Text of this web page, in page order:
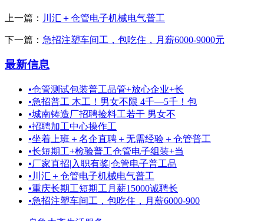
上一篇： 川汇＋仓管电子机械电气普工
下一篇： 急招注塑车间工，包吃住，月薪6000-9000元
最新信息
•仓管测试包装普工品管+放心企业+长
•急招普工 木工！男女不限 4千—5千！包
•城南铸造厂招聘捡料工若干 男女不
•招聘加工中心操作工
•坐着上班＋名企直聘＋无需经验＋仓管普工
•长短期工+检验普工仓管电子组装+当
•厂家直招|入职有奖|仓管电子普工品
• 川汇＋仓管电子机械电气普工
•重庆长期工短期工月薪15000诚聘长
•急招注塑车间工，包吃住，月薪6000-900